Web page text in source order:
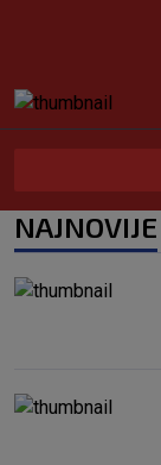
NAJNOVIJE